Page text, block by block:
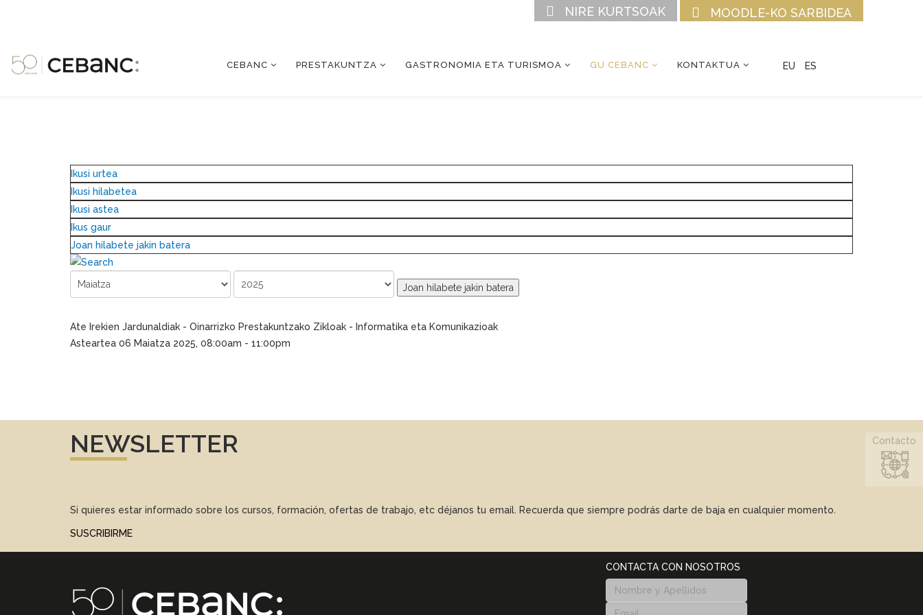
MOODLE-KO SARBIDEA
NIRE KURTSOAK
CEBANC PRESTAKUNTZA GASTRONOMIA ETA TURISMOA GU CEBANC KONTAKTUA EU ES
Ikusi urtea
Ikusi hilabetea
Ikusi astea
Ikus gaur
Joan hilabete jakin batera
Joan hilabete jakin batera
Ate Irekien Jardunaldiak - Oinarrizko Prestakuntzako Zikloak - Informatika eta Komunikazioak
Asteartea 06 Maiatza 2025, 08:00am - 11:00pm
NEWSLETTER
Si quieres estar informado sobre los cursos, formación, ofertas de trabajo, etc déjanos tu email. Recuerda que siempre podrás darte de baja en cualquier momento.
SUSCRIBIRME
CONTACTA CON NOSOTROS
Contacto